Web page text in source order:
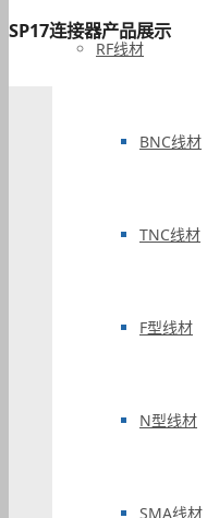
RF线材
BNC线材
TNC线材
F型线材
N型线材
SMA线材
SP17连接器产品展示